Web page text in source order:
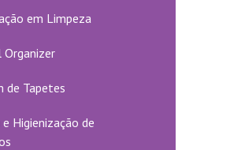
em Limpeza
Organizer
de Tapetes
Higienização de